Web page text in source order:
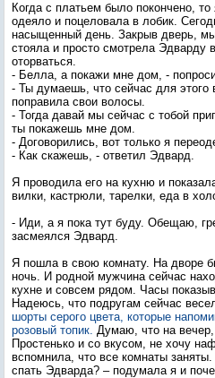
Когда с платьем было покончено,
одеяло и поцеловала в лобик.
насыщенный день. Закрыв дверь,
стояла и просто смотрела Эдварду
оторваться.
- Белла, а покажи мне дом, -
- Ты думаешь, что сейчас для этого
поправила свои волосы.
- Тогда давай мы сейчас с тобой
ты покажешь мне дом.
- Договорились, вот только я
- Как скажешь, - ответил Эдвард.
Я проводила его на кухню и
вилки, кастрюли, тарелки, еда в
- Иди, а я пока тут буду. Обещаю,
засмеялся Эдвард.
Я пошла в свою комнату. На дворе
ночь. И родной мужчина сейчас
кухне и совсем рядом. Часы
Надеюсь, что подругам сейчас
шорты серого цвета, которые
розовый топик. Думаю, что на вечер,
Простенько и со вкусом, не хочу
вспомнила, что все комнаты
спать Эдварда? – подумала я и